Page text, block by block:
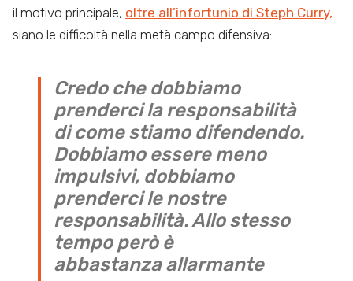
il motivo principale, oltre all’infortunio di Steph Curry,
siano le difficoltà nella metà campo difensiva:
Credo che dobbiamo
prenderci la responsabilità
di come stiamo difendendo.
Dobbiamo essere meno
impulsivi, dobbiamo
prenderci le nostre
responsabilità. Allo stesso
tempo però è
abbastanza allarmante